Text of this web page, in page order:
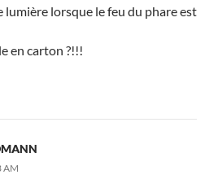
lumière lorsque le feu du phare est
en carton ?!!!
AM